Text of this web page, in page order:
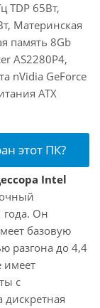
TDP 65Вт,
Материнская
память 8Gb
AS2280P4,
nVidia GeForce
ATX
этот ПК?
Intel
Он
базовую
разгона до 4,4
имеет
с